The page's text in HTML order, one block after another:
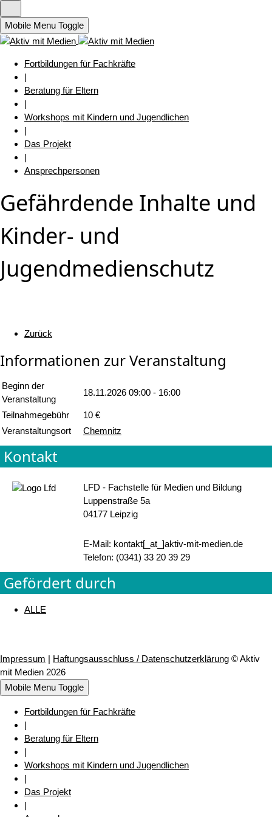
Mobile Menu Toggle
Fortbildungen für Fachkräfte
|
Beratung für Eltern
|
Workshops mit Kindern und Jugendlichen
|
Das Projekt
|
Ansprechpersonen
Gefährdende Inhalte und
Kinder- und
Jugendmedienschutz
Zurück
Informationen zur Veranstaltung
Beginn der
Veranstaltung
18.11.2026 09:00 - 16:00
Teilnahmegebühr
10 €
Veranstaltungsort
Chemnitz
Kontakt
LFD - Fachstelle für Medien und Bildung
Luppenstraße 5a
04177 Leipzig
E-Mail: kontakt[_at_]aktiv-mit-medien.de
Telefon: (0341) 33 20 39 29
Gefördert durch
ALLE
Impressum | Haftungsausschluss / Datenschutzerklärung © Aktiv
mit Medien 2026
Mobile Menu Toggle
Fortbildungen für Fachkräfte
|
Beratung für Eltern
|
Workshops mit Kindern und Jugendlichen
|
Das Projekt
|